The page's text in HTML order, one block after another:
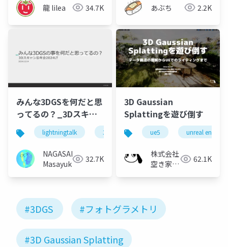
龍 lilea 34.7K あぶち 2.2K
みんな3DGSを何だと思
ってるの？_3Dスキャ
ン忘年会LTlightningtalk 3dcg 3d gaussian splatting
NAGASAKA
Masayuki
32.7K
3D Gaussian
Splattingを遊び倒す
ue5 unreal engine
株式会社
空き家総
62.1K
#3DGS #フォトグラメトリ
#3D Gaussian Splatting